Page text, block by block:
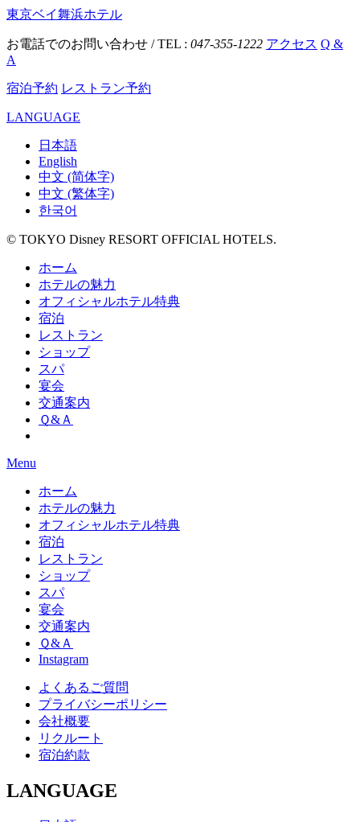
東京ベイ舞浜ホテル
お電話でのお問い合わせ / TEL : 047-355-1222 アクセス Q &
A
宿泊予約 レストラン予約
LANGUAGE
日本語
English
中文 (简体字)
中文 (繁体字)
한국어
© TOKYO Disney RESORT OFFICIAL HOTELS.
ホーム
ホテルの魅力
オフィシャルホテル特典
宿泊
レストラン
ショップ
スパ
宴会
交通案内
Ｑ&Ａ
Menu
ホーム
ホテルの魅力
オフィシャルホテル特典
宿泊
レストラン
ショップ
スパ
宴会
交通案内
Ｑ&Ａ
Instagram
よくあるご質問
プライバシーポリシー
会社概要
リクルート
宿泊約款
LANGUAGE